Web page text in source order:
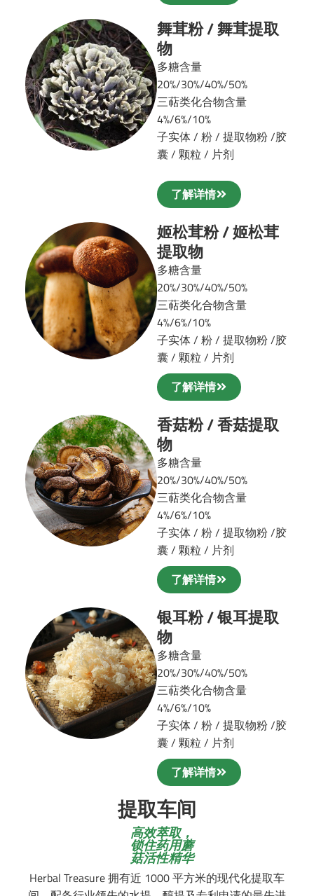
舞茸粉 / 舞茸提取
物
多糖含量
20%/30%/40%/50%
三萜类化合物含量
4%/6%/10%
子实体 / 粉 / 提取物粉 /胶
囊 / 颗粒 / 片剂
了解详情
姬松茸粉 / 姬松茸
提取物
多糖含量
20%/30%/40%/50%
三萜类化合物含量
4%/6%/10%
子实体 / 粉 / 提取物粉 /胶
囊 / 颗粒 / 片剂
了解详情
香菇粉 / 香菇提取
物
多糖含量
20%/30%/40%/50%
三萜类化合物含量
4%/6%/10%
子实体 / 粉 / 提取物粉 /胶
囊 / 颗粒 / 片剂
了解详情
银耳粉 / 银耳提取
物
多糖含量
20%/30%/40%/50%
三萜类化合物含量
4%/6%/10%
子实体 / 粉 / 提取物粉 /胶
囊 / 颗粒 / 片剂
了解详情
提取车间
高效萃取，
锁住药用蘑
菇活性精华
Herbal Treasure 拥有近 1000 平方米的现代化提取车